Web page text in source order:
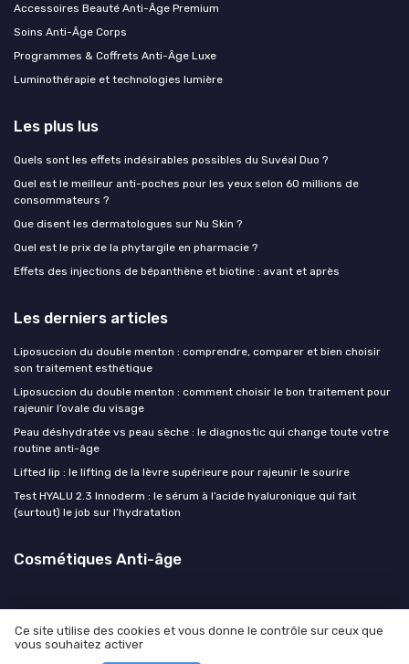
Accessoires Beauté Anti-Âge Premium
Soins Anti-Âge Corps
Programmes & Coffrets Anti-Âge Luxe
Luminothérapie et technologies lumière
Les plus lus
Quels sont les effets indésirables possibles du Suvéal Duo ?
Quel est le meilleur anti-poches pour les yeux selon 60 millions de
consommateurs ?
Que disent les dermatologues sur Nu Skin ?
Quel est le prix de la phytargile en pharmacie ?
Effets des injections de bépanthène et biotine : avant et après
Les derniers articles
Liposuccion du double menton : comprendre, comparer et bien choisir
son traitement esthétique
Liposuccion du double menton : comment choisir le bon traitement pour
rajeunir l’ovale du visage
Peau déshydratée vs peau sèche : le diagnostic qui change toute votre
routine anti-âge
Lifted lip : le lifting de la lèvre supérieure pour rajeunir le sourire
Test HYALU 2.3 Innoderm : le sérum à l’acide hyaluronique qui fait
(surtout) le job sur l’hydratation
Cosmétiques Anti-âge
Mentions légales
Ce site utilise des cookies et vous donne le contrôle sur ceux que
vous souhaitez activer